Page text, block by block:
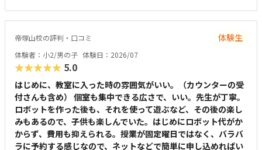
です。組み立てを間違えていても、自分で気づくことができるように声か
けしてくださり、最後まで自分で作り上げた達成感があったと思います。
通塾する場合は、作業の記録を保護者がスマホで確認することができた
り、コンテストに参加したりすることができるそうです。ただ作るだけで
はなく、目標が定められているのも良いと思います。自宅から近く、徒歩
で10分ほどの距離でした。最寄駅からも同じくらいの距離だと思います。
入り口前が駐輪場になっているようでしたが、きちんと端に寄せて自転車
が停めてあり、日頃から指導されているのだろうなと感じました。入り口
前の道は車通りが多いですが、混雑する時間帯は誘導の方もいてくださる
ようです。掲示物やテキストなどは整頓されており、全体的にスッキリと
した印象でした。時間によって、他のお子さんが出入りするタイミングが
あるものの、パーテーションで適度に視界が遮られており、あまり気にな
りませんでした。一般的な塾などと比べても平均的かなと感じます。ロボ
ット制作にしろプログラミングにしろ、学校や家ではそれほど深くは体験
帝塚山校の評判・口コミ 体験生
体験者：小2/男の子 体験日：2026/07
★★★★★ 5.0
はじめに、教室に入った時の雰囲気がいい。（カウンターの受
付さんも含め） 個室も集中できる広さで、いい。先生が丁寧。
ロボットを作った後も、それを使って遊ぶなど、その後の楽し
みもあるので、子供も楽しんでいた。はじめにロボット代がか
からず、費用も抑えられる。授業が固定曜日ではなく、バラバ
ラに予約する感じなので、ネットなどで簡単に申し込めればい